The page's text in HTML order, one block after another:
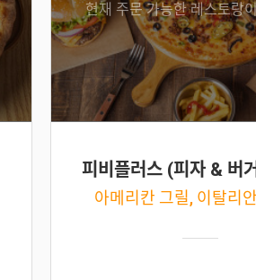
현재 주문 가능한 레스토랑
피비플러스 (피자 & 버
아메리칸 그릴, 이탈리